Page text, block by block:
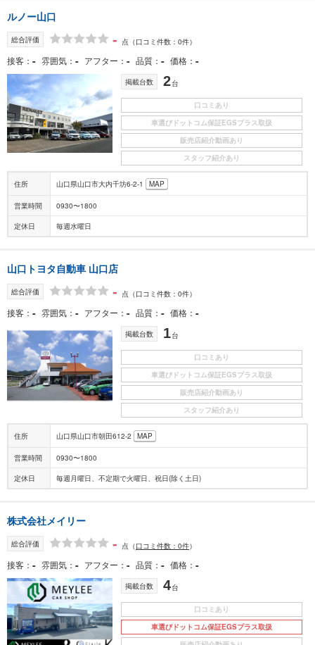
ルノー山口
総合評価 - 点 （口コミ件数：0件）
接客 - 雰囲気 - アフター - 品質 - 価格 -
掲載台数 2台
口コミあり
車選びドットコム保証EGSプラス取扱
販売店紹介動画あり
スタッフ紹介あり
住所 山口県山口市大内千坊6-2-1 MAP
営業時間 0930〜1800
定休日 毎週水曜日
山口トヨタ自動車 山口店
総合評価 - 点 （口コミ件数：0件）
接客 - 雰囲気 - アフター - 品質 - 価格 -
掲載台数 1台
口コミあり
車選びドットコム保証EGSプラス取扱
販売店紹介動画あり
スタッフ紹介あり
住所 山口県山口市朝田612-2 MAP
営業時間 0930〜1800
定休日 毎週月曜日、不定期で火曜日、祝日(除く土日)
株式会社メイリー
総合評価 - 点 （口コミ件数：0件）
接客 - 雰囲気 - アフター - 品質 - 価格 -
掲載台数 4台
口コミあり
車選びドットコム保証EGSプラス取扱